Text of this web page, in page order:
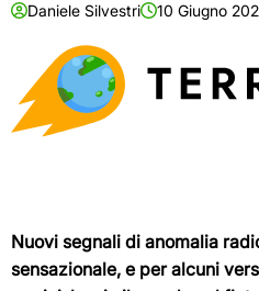
Daniele Silvestri 10 Giugno
Nuovi segnali di anomalia
sensazionale, e per alcuni